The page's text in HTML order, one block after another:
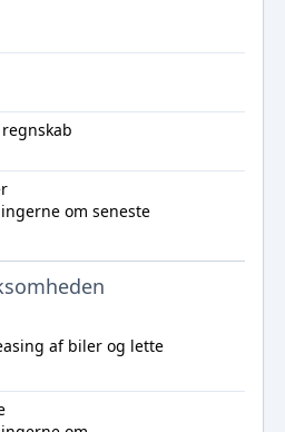
om seneste
af biler og lette